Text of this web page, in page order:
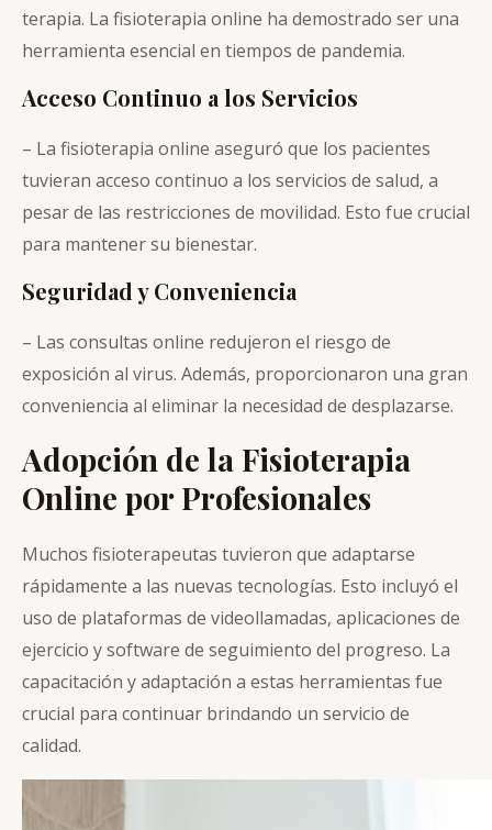
terapia. La fisioterapia online ha demostrado ser una
herramienta esencial en tiempos de pandemia.
Acceso Continuo a los Servicios
– La fisioterapia online aseguró que los pacientes
tuvieran acceso continuo a los servicios de salud, a
pesar de las restricciones de movilidad. Esto fue crucial
para mantener su bienestar.
Seguridad y Conveniencia
– Las consultas online redujeron el riesgo de
exposición al virus. Además, proporcionaron una gran
conveniencia al eliminar la necesidad de desplazarse.
Adopción de la Fisioterapia
Online por Profesionales
Muchos fisioterapeutas tuvieron que adaptarse
rápidamente a las nuevas tecnologías. Esto incluyó el
uso de plataformas de videollamadas, aplicaciones de
ejercicio y software de seguimiento del progreso. La
capacitación y adaptación a estas herramientas fue
crucial para continuar brindando un servicio de
calidad.